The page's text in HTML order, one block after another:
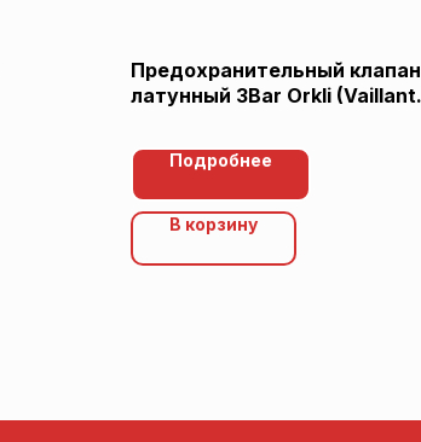
Предохранительный клапан
латунный 3Bar Orkli (Vaillant
Подробнее
В корзину